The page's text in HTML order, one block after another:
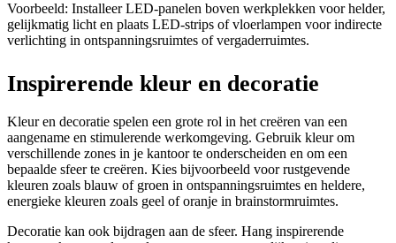
Voorbeeld: Installeer LED-panelen boven werkplekken voor helder,
gelijkmatig licht en plaats LED-strips of vloerlampen voor indirecte
verlichting in ontspanningsruimtes of vergaderruimtes.
Inspirerende kleur en decoratie
Kleur en decoratie spelen een grote rol in het creëren van een
aangename en stimulerende werkomgeving. Gebruik kleur om
verschillende zones in je kantoor te onderscheiden en om een
bepaalde sfeer te creëren. Kies bijvoorbeeld voor rustgevende
kleuren zoals blauw of groen in ontspanningsruimtes en heldere,
energieke kleuren zoals geel of oranje in brainstormruimtes.
Decoratie kan ook bijdragen aan de sfeer. Hang inspirerende